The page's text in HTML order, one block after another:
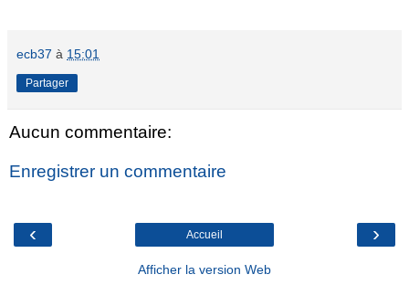
ecb37 à 15:01
Partager
Aucun commentaire:
Enregistrer un commentaire
‹ ›
Accueil
Afficher la version Web